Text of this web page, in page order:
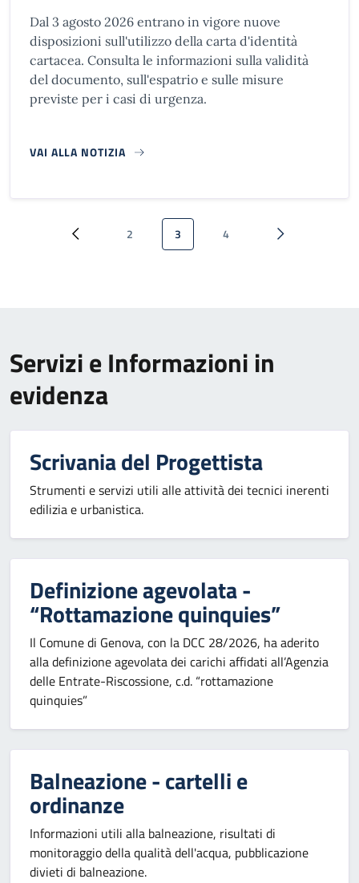
Dal 3 agosto 2026 entrano in vigore nuove
disposizioni sull'utilizzo della carta d'identità
cartacea. Consulta le informazioni sulla validità
del documento, sull'espatrio e sulle misure
previste per i casi di urgenza.
VAI ALLA NOTIZIA
Paginazione
Pagina precedente
Pagina
2 Pagina attuale
3 Pagina
4 Pagina
Servizi e Informazioni in
evidenza
Scrivania del Progettista
Strumenti e servizi utili alle attività dei tecnici inerenti
edilizia e urbanistica.
Definizione agevolata -
“Rottamazione quinquies”
Il Comune di Genova, con la DCC 28/2026, ha aderito
alla definizione agevolata dei carichi affidati all’Agenzia
delle Entrate-Riscossione, c.d. “rottamazione
quinquies”
Balneazione - cartelli e
ordinanze
Informazioni utili alla balneazione, risultati di
monitoraggio della qualità dell'acqua, pubblicazione
divieti di balneazione.